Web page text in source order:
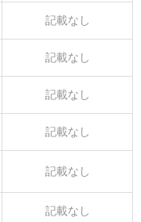
記載なし
記載なし
記載なし
記載なし
記載なし
記載なし